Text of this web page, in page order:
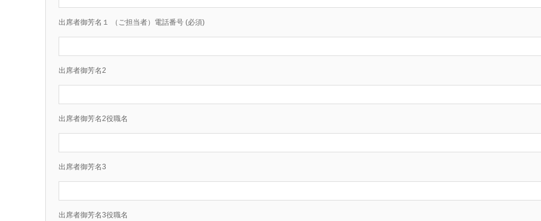
出席者御芳名１ （ご担当者）電話番号 (必須)
出席者御芳名2
出席者御芳名2役職名
出席者御芳名3
出席者御芳名3役職名